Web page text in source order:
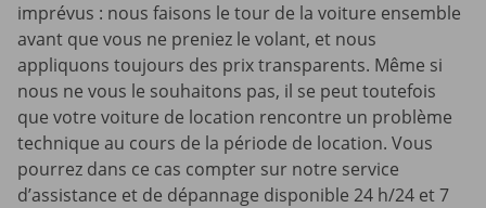
imprévus : nous faisons le tour de la voiture ensemble
avant que vous ne preniez le volant, et nous
appliquons toujours des prix transparents. Même si
nous ne vous le souhaitons pas, il se peut toutefois
que votre voiture de location rencontre un problème
technique au cours de la période de location. Vous
pourrez dans ce cas compter sur notre service
d’assistance et de dépannage disponible 24 h/24 et 7